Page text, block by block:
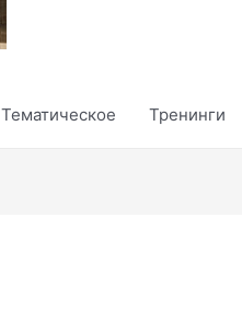
Тематическое Тренинги